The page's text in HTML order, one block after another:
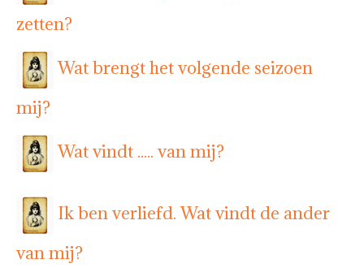
zetten?
Wat brengt het volgende seizoen
mij?
Wat vindt ..... van mij?
Ik ben verliefd. Wat vindt de ander
van mij?